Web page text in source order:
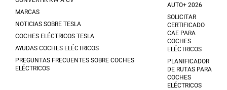
MARCAS
NOTICIAS SOBRE TESLA
COCHES ELÉCTRICOS TESLA
AYUDAS COCHES ELÉCTRICOS
PREGUNTAS FRECUENTES SOBRE COCHES
ELÉCTRICOS
AUTO+ 2026
SOLICITAR
CERTIFICADO
CAE PARA
COCHES
ELÉCTRICOS
PLANIFICADOR
DE RUTAS PARA
COCHES
ELÉCTRICOS